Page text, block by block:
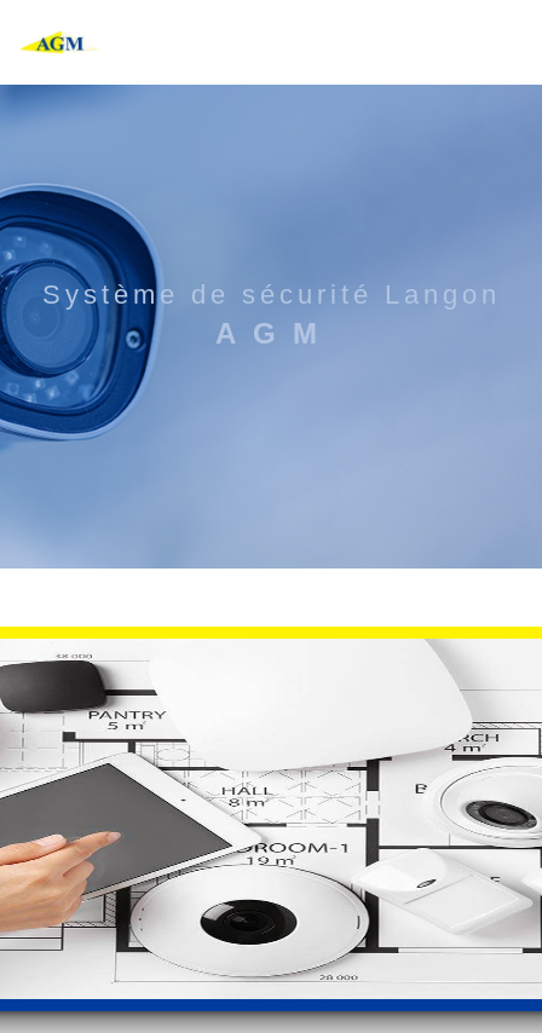
système de sécurité Langon
AGM